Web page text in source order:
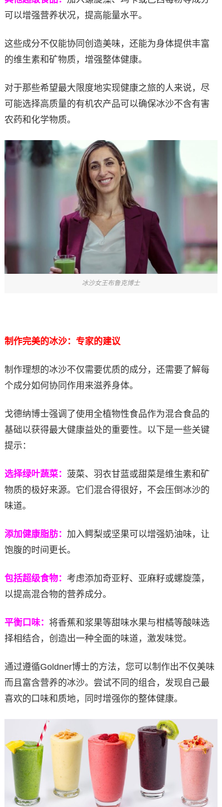
可以增强营养状况，提高能量水平。
这些成分不仅能协同创造美味，还能为身体提供丰富
的维生素和矿物质，增强整体健康。
对于那些希望最大限度地实现健康之旅的人来说，尽
可能选择高质量的有机农产品可以确保冰沙不含有害
农药和化学物质。
冰沙女王布鲁克博士
制作完美的冰沙：专家的建议
制作理想的冰沙不仅需要优质的成分，还需要了解每
个成分如何协同作用来滋养身体。
戈德纳博士强调了使用全植物性食品作为混合食品的
基础以获得最大健康益处的重要性。以下是一些关键
提示：
选择绿叶蔬菜： 菠菜、羽衣甘蓝或甜菜是维生素和矿
物质的极好来源。它们混合得很好，不会压倒冰沙的
味道。
添加健康脂肪： 加入鳄梨或坚果可以增强奶油味，让
饱腹的时间更长。
包括超级食物： 考虑添加奇亚籽、亚麻籽或螺旋藻，
以提高混合物的营养成分。
平衡口味： 将香蕉和浆果等甜味水果与柑橘等酸味选
择相结合，创造出一种全面的味道，激发味觉。
通过遵循Goldner博士的方法，您可以制作出不仅美味
而且富含营养的冰沙。尝试不同的组合，发现自己最
喜欢的口味和质地，同时增强你的整体健康。